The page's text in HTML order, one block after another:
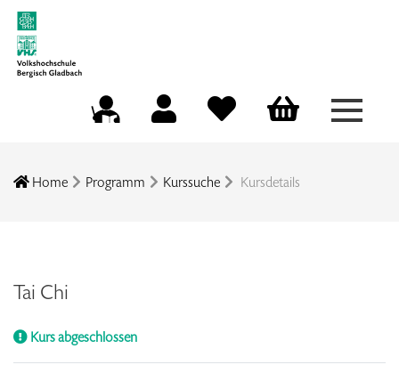
Menü
Home Programm Kurssuche Kursdetails
Tai Chi
Kurs abgeschlossen